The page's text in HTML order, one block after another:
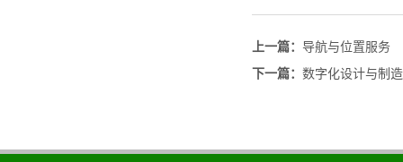
上一篇： 导航与位置服务
下一篇： 数字化设计与制